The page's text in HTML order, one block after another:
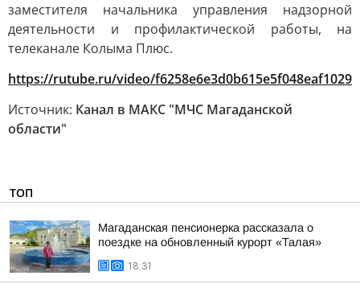
заместителя начальника управления надзорной
деятельности и профилактической работы, на
телеканале Колыма Плюс.
https://rutube.ru/video/
Источник: Канал в МАКС "МЧС Магаданской
области"
ТОП
Магаданская пенсионерка рассказала о
поездке на обновленный курорт «Талая»
18:31